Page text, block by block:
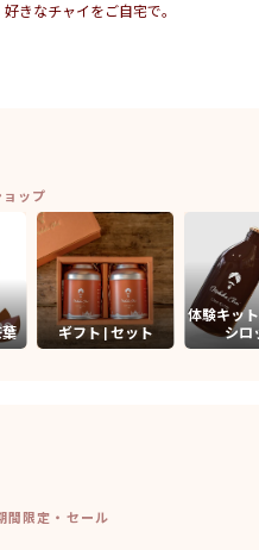
好きなチャイをご自宅で。
ップ
葉 ギフト | セット
体験キッ
シロ
間限定・セール